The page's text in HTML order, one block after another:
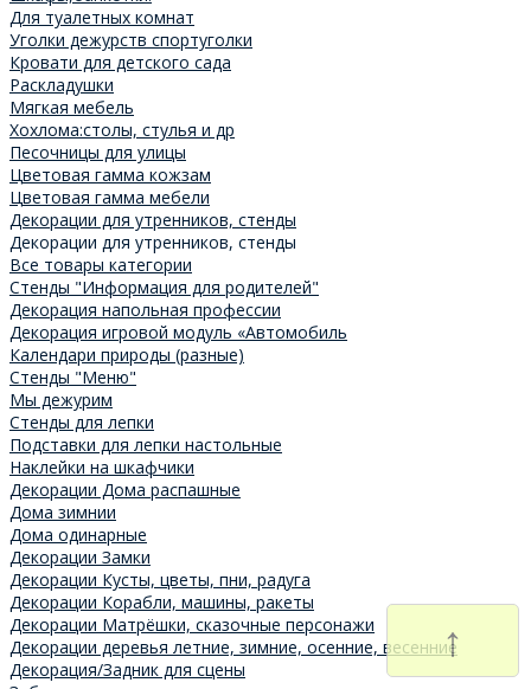
↑
Для туалетных комнат
Уголки дежурств спортуголки
Кровати для детского сада
Раскладушки
Мягкая мебель
Хохлома:столы, стулья и др
Песочницы для улицы
Цветовая гамма кожзам
Цветовая гамма мебели
Декорации для утренников, стенды
Декорации для утренников, стенды
Все товары категории
Стенды "Информация для родителей"
Декорация напольная профессии
Декорация игровой модуль «Автомобиль
Календари природы (разные)
Стенды "Меню"
Мы дежурим
Стенды для лепки
Подставки для лепки настольные
Наклейки на шкафчики
Декорации Дома распашные
Дома зимнии
Дома одинарные
Декорации Замки
Декорации Кусты, цветы, пни, радуга
Декорации Корабли, машины, ракеты
Декорации Матрёшки, сказочные персонажи
Декорации деревья летние, зимние, осенние, весенние
Декорация/Задник для сцены